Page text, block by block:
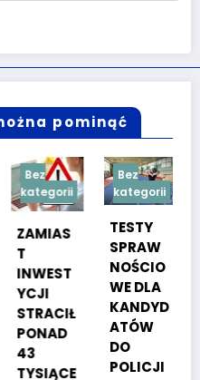
pominąć
Bez
kategorii
TESTY
SPRAW
NOŚCIO
WE DLA
KANDYD
ATÓW
DO
POLICJI
Bez
kategorii
W ręce
policjan
tów
wpadło
dwóch
poszuki
wanych
08.02.2024